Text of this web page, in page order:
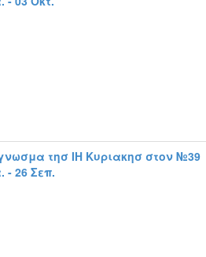
τησ ΙΗ Κυριακησ στον №39
- 26 Σεπ.